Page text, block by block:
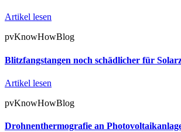
Artikel lesen
pvKnowHowBlog
Blitzfangstangen noch schädlicher für
Artikel lesen
pvKnowHowBlog
Drohnenthermografie an